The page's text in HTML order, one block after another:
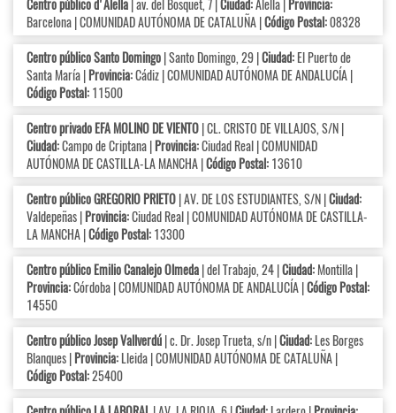
Centro público d'Alella| av. del Bosquet, 7 |Ciudad:Alella |Provincia:
Barcelona | COMUNIDAD AUTÓNOMA DE CATALUÑA |Código Postal:08328
Centro público Santo Domingo| Santo Domingo, 29 |Ciudad:El Puerto de
Santa María |Provincia:Cádiz | COMUNIDAD AUTÓNOMA DE ANDALUCÍA |
Código Postal:11500
Centro privado EFA MOLINO DE VIENTO| CL. CRISTO DE VILLAJOS, S/N |
Ciudad:Campo de Criptana |Provincia:Ciudad Real | COMUNIDAD
AUTÓNOMA DE CASTILLA-LA MANCHA |Código Postal:13610
Centro público GREGORIO PRIETO| AV. DE LOS ESTUDIANTES, S/N |Ciudad:
Valdepeñas |Provincia:Ciudad Real | COMUNIDAD AUTÓNOMA DE CASTILLA-
LA MANCHA |Código Postal:13300
Centro público Emilio Canalejo Olmeda| del Trabajo, 24 |Ciudad:Montilla |
Provincia:Córdoba | COMUNIDAD AUTÓNOMA DE ANDALUCÍA |Código Postal:
14550
Centro público Josep Vallverdú| c. Dr. Josep Trueta, s/n |Ciudad:Les Borges
Blanques |Provincia:Lleida | COMUNIDAD AUTÓNOMA DE CATALUÑA |
Código Postal:25400